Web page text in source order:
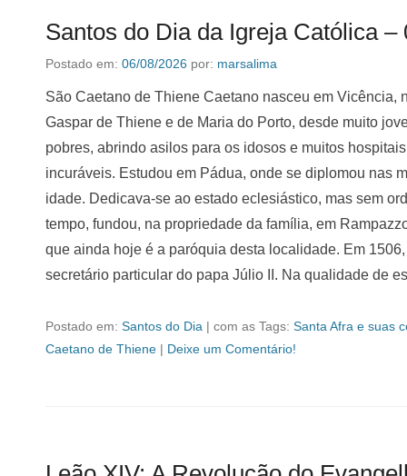
Santos do Dia da Igreja Católica –
Postado em: 06/08/2026 por: marsalima
São Caetano de Thiene Caetano nasceu em Vicência,
Gaspar de Thiene e de Maria do Porto, desde muito
pobres, abrindo asilos para os idosos e muitos
incuráveis. Estudou em Pádua, onde se diplomou nas
idade. Dedicava-se ao estado eclesiástico, mas sem
tempo, fundou, na propriedade da família, em
que ainda hoje é a paróquia desta localidade. Em
secretário particular do papa Júlio II. Na qualidade de
Postado em: Santos do Dia | com as Tags: Santa Afra e suas
Caetano de Thiene | Deixe um Comentário!